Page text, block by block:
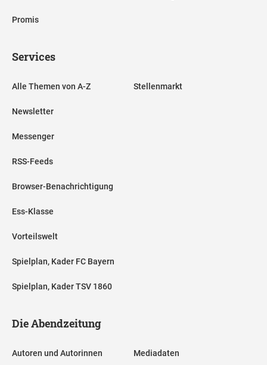
Promis
Services
Alle Themen von A-Z
Newsletter
Messenger
RSS-Feeds
Browser-Benachrichtigung
Ess-Klasse
Vorteilswelt
Spielplan, Kader FC Bayern
Spielplan, Kader TSV 1860
Stellenmarkt
Die Abendzeitung
Autoren und Autorinnen Mediadaten